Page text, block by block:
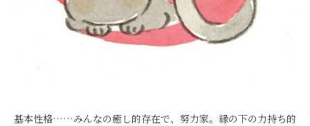
基本性格……みんなの癒し的存在で、努力家。縁の下の力持ち的